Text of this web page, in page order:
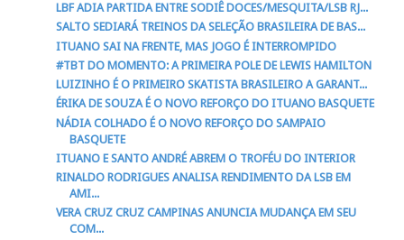
LBF ADIA PARTIDA ENTRE SODIÊ DOCES/MESQUITA/LSB RJ...
SALTO SEDIARÁ TREINOS DA SELEÇÃO BRASILEIRA DE BAS...
ITUANO SAI NA FRENTE, MAS JOGO É INTERROMPIDO
#TBT DO MOMENTO: A PRIMEIRA POLE DE LEWIS HAMILTON
LUIZINHO É O PRIMEIRO SKATISTA BRASILEIRO A GARANT...
ÉRIKA DE SOUZA É O NOVO REFORÇO DO ITUANO BASQUETE
NÁDIA COLHADO É O NOVO REFORÇO DO SAMPAIO
BASQUETE
ITUANO E SANTO ANDRÉ ABREM O TROFÉU DO INTERIOR
RINALDO RODRIGUES ANALISA RENDIMENTO DA LSB EM
AMI...
VERA CRUZ CRUZ CAMPINAS ANUNCIA MUDANÇA EM SEU
COM...